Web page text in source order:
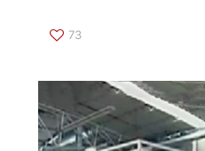
73